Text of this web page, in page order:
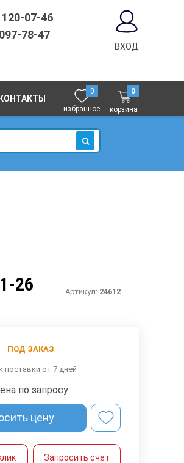
07-46
78-47
ВХОД
КОНТАКТЫ
0
избранное
0
корзина
ИСКАТЬ
26 Артикул: 24612
ПОД ЗАКАЗ
поставки от 7 дней
по запросу
цену
Запросить счет